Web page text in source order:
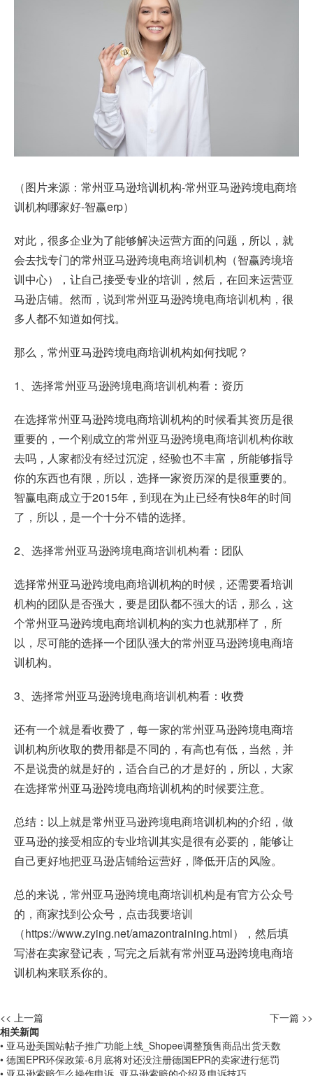
（图片来源：常州亚马逊培训机构-常州亚马逊跨境电商培
训机构哪家好-智赢erp）
对此，很多企业为了能够解决运营方面的问题，所以，就
会去找专门的常州亚马逊跨境电商培训机构（智赢跨境培
训中心），让自己接受专业的培训，然后，在回来运营亚
马逊店铺。然而，说到常州亚马逊跨境电商培训机构，很
多人都不知道如何找。
那么，常州亚马逊跨境电商培训机构如何找呢？
1、选择常州亚马逊跨境电商培训机构看：资历
在选择常州亚马逊跨境电商培训机构的时候看其资历是很
重要的，一个刚成立的常州亚马逊跨境电商培训机构你敢
去吗，人家都没有经过沉淀，经验也不丰富，所能够指导
你的东西也有限，所以，选择一家资历深的是很重要的。
智赢电商成立于2015年，到现在为止已经有快8年的时间
了，所以，是一个十分不错的选择。
2、选择常州亚马逊跨境电商培训机构看：团队
选择常州亚马逊跨境电商培训机构的时候，还需要看培训
机构的团队是否强大，要是团队都不强大的话，那么，这
个常州亚马逊跨境电商培训机构的实力也就那样了，所
以，尽可能的选择一个团队强大的常州亚马逊跨境电商培
训机构。
3、选择常州亚马逊跨境电商培训机构看：收费
还有一个就是看收费了，每一家的常州亚马逊跨境电商培
训机构所收取的费用都是不同的，有高也有低，当然，并
不是说贵的就是好的，适合自己的才是好的，所以，大家
在选择常州亚马逊跨境电商培训机构的时候要注意。
总结：以上就是常州亚马逊跨境电商培训机构的介绍，做
亚马逊的接受相应的专业培训其实是很有必要的，能够让
自己更好地把亚马逊店铺给运营好，降低开店的风险。
总的来说，常州亚马逊跨境电商培训机构是有官方公众号
的，商家找到公众号，点击我要培训
（https://www.zying.net/amazontraining.html），然后填
写潜在卖家登记表，写完之后就有常州亚马逊跨境电商培
训机构来联系你的。
<< 上一篇
下一篇 >>
相关新闻
• 亚马逊美国站帖子推广功能上线_Shopee调整预售商品出货天数
• 德国EPR环保政策-6月底将对还没注册德国EPR的卖家进行惩罚